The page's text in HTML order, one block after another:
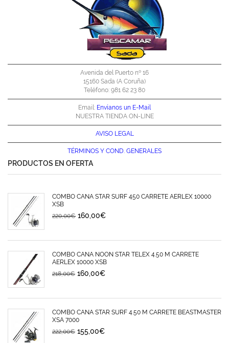
Avenida del Puerto nº 16
15160 Sada (A Coruña)
Teléfono: 981 62 23 80
Email: Envíanos un E-Mail
NUESTRA TIENDA ON-LINE
AVISO LEGAL
TÉRMINOS Y COND. GENERALES
PRODUCTOS EN OFERTA
COMBO CAÑA STAR SURF 450 CARRETE AERLEX 10000
XSB
220,00€ 160,00€
COMBO CAÑA NOON STAR TELEX 4.50 M CARRETE
AERLEX 10000 XSB
218,00€ 160,00€
COMBO CAÑA STAR SURF 4.50 M CARRETE BEASTMASTER
XSA 7000
222,00€ 155,00€